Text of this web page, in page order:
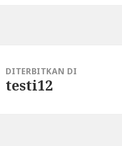
DITERBITKAN DI
testi12